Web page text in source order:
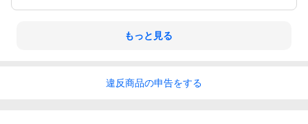
もっと見る
違反商品の申告をする